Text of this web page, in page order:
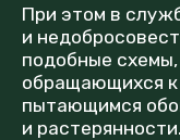
При этом в
и
подобные
обращающихся к
пытающимся
и